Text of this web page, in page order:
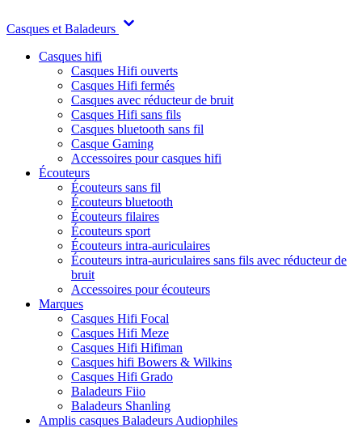
Casques et Baladeurs
Casques hifi
Casques Hifi ouverts
Casques Hifi fermés
Casques avec réducteur de bruit
Casques Hifi sans fils
Casques bluetooth sans fil
Casque Gaming
Accessoires pour casques hifi
Écouteurs
Écouteurs sans fil
Écouteurs bluetooth
Écouteurs filaires
Écouteurs sport
Écouteurs intra-auriculaires
Écouteurs intra-auriculaires sans fils avec réducteur de
bruit
Accessoires pour écouteurs
Marques
Casques Hifi Focal
Casques Hifi Meze
Casques Hifi Hifiman
Casques hifi Bowers & Wilkins
Casques Hifi Grado
Baladeurs Fiio
Baladeurs Shanling
Amplis casques Baladeurs Audiophiles